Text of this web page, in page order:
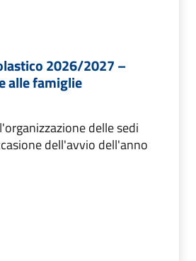
2026/2027 –
alle famiglie
delle sedi
dell'avvio dell'anno